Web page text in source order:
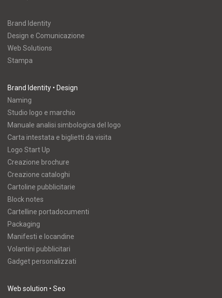
Brand Identity
Design e Comunicazione
Web Solutions
Stampa
Brand Identity • Design
Naming
Studio logo e marchio
Manuale analisi simbologica del logo
Carta intestata e biglietti da visita
Logo Start Up
Creazione brochure
Creazione cataloghi
Cartoline pubblicitarie
Block notes
Cartelline portadocumenti
Packaging
Manifesti e locandine
Volantini pubblicitari
Gadget personalizzati
Web solution • Seo